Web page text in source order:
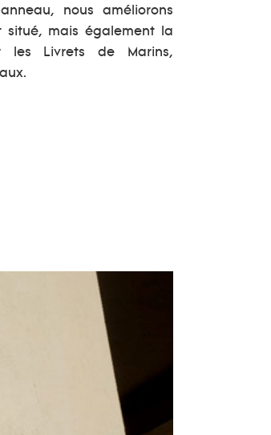
nous améliorons
situé, mais également la
Livrets de Marins,